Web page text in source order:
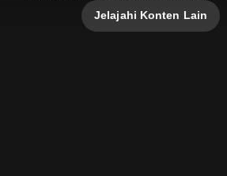
Jelajahi Konten Lain